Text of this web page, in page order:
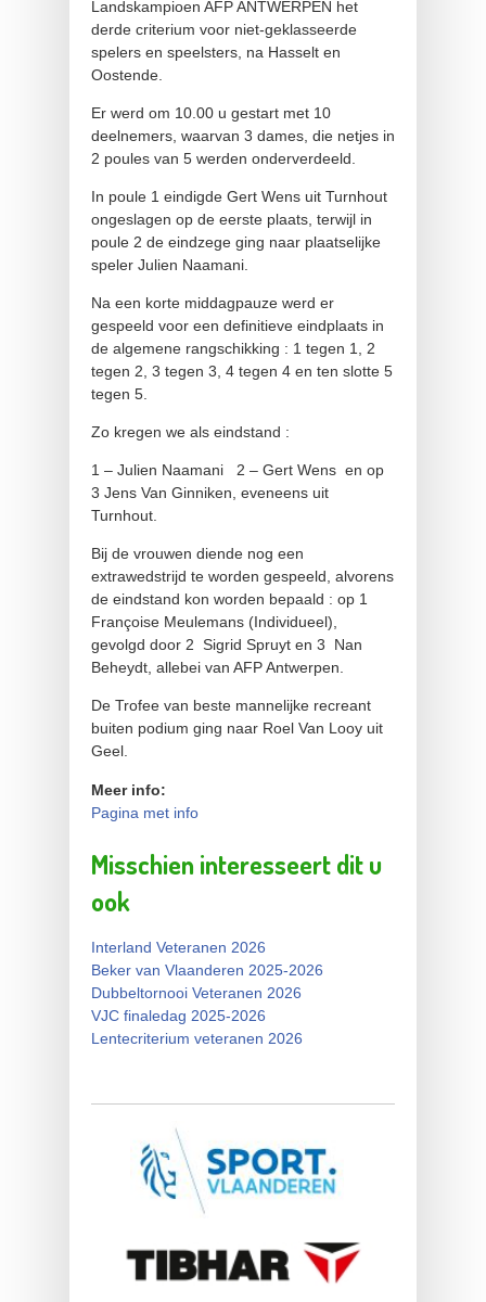
Landskampioen AFP ANTWERPEN het
derde criterium voor niet-geklasseerde
spelers en speelsters, na Hasselt en
Oostende.
Er werd om 10.00 u gestart met 10
deelnemers, waarvan 3 dames, die netjes in
2 poules van 5 werden onderverdeeld.
In poule 1 eindigde Gert Wens uit Turnhout
ongeslagen op de eerste plaats, terwijl in
poule 2 de eindzege ging naar plaatselijke
speler Julien Naamani.
Na een korte middagpauze werd er
gespeeld voor een definitieve eindplaats in
de algemene rangschikking : 1 tegen 1, 2
tegen 2, 3 tegen 3, 4 tegen 4 en ten slotte 5
tegen 5.
Zo kregen we als eindstand :
1 – Julien Naamani 2 – Gert Wens en op
3 Jens Van Ginniken, eveneens uit
Turnhout.
Bij de vrouwen diende nog een
extrawedstrijd te worden gespeeld, alvorens
de eindstand kon worden bepaald : op 1
Françoise Meulemans (Individueel),
gevolgd door 2 Sigrid Spruyt en 3 Nan
Beheydt, allebei van AFP Antwerpen.
De Trofee van beste mannelijke recreant
buiten podium ging naar Roel Van Looy uit
Geel.
Meer info:
Pagina met info
Misschien interesseert dit u
ook
Interland Veteranen 2026
Beker van Vlaanderen 2025-2026
Dubbeltornooi Veteranen 2026
VJC finaledag 2025-2026
Lentecriterium veteranen 2026